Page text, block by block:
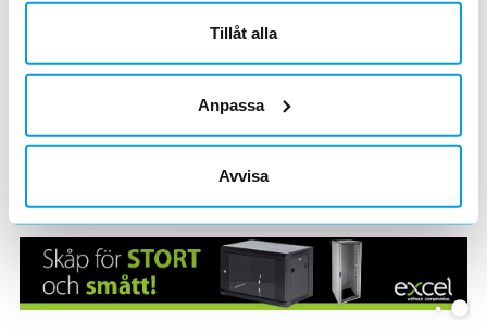
Tillåt alla
Anpassa
Avvisa
Göteborgs konstmuseum - Återbruk av belysningsarmaturer –